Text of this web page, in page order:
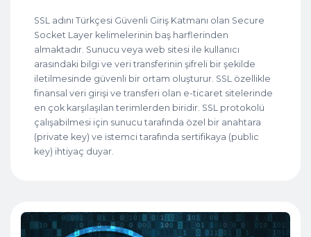
SSL adını Türkçesi Güvenli Giriş Katmanı olan Secure
Socket Layer kelimelerinin baş harflerinden
almaktadır. Sunucu veya web sitesi ile kullanıcı
arasındaki bilgi ve veri transferinin şifreli bir şekilde
iletilmesinde güvenli bir ortam oluşturur. SSL özellikle
finansal veri girişi ve transferi olan e-ticaret sitelerinde
en çok karşılaşılan terimlerden biridir. SSL protokolü
çalışabilmesi için sunucu tarafında özel bir anahtara
(private key) ve istemci tarafında sertifikaya (public
key) ihtiyaç duyar.